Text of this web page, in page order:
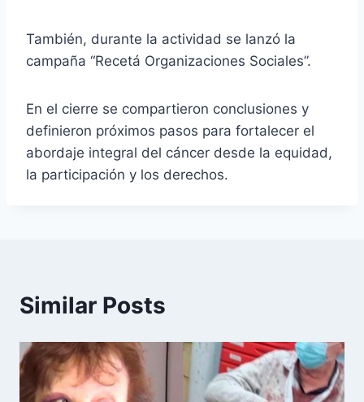
También, durante la actividad se lanzó la
campaña “Recetá Organizaciones Sociales”.
En el cierre se compartieron conclusiones y
definieron próximos pasos para fortalecer el
abordaje integral del cáncer desde la equidad,
la participación y los derechos.
Similar Posts